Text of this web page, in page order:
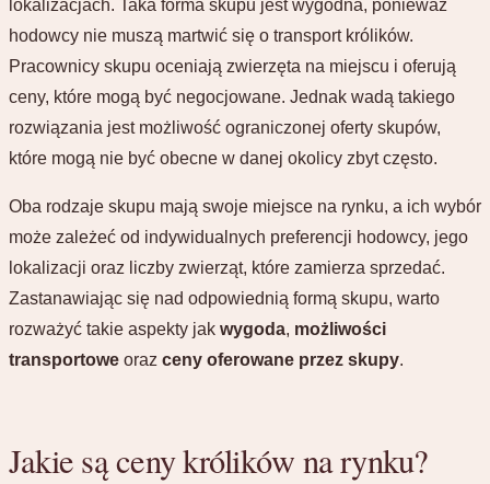
lokalizacjach. Taka forma skupu jest wygodna, ponieważ
hodowcy nie muszą martwić się o transport królików.
Pracownicy skupu oceniają zwierzęta na miejscu i oferują
ceny, które mogą być negocjowane. Jednak wadą takiego
rozwiązania jest możliwość ograniczonej oferty skupów,
które mogą nie być obecne w danej okolicy zbyt często.
Oba rodzaje skupu mają swoje miejsce na rynku, a ich wybór
może zależeć od indywidualnych preferencji hodowcy, jego
lokalizacji oraz liczby zwierząt, które zamierza sprzedać.
Zastanawiając się nad odpowiednią formą skupu, warto
rozważyć takie aspekty jak wygoda, możliwości
transportowe oraz ceny oferowane przez skupy.
Jakie są ceny królików na rynku?